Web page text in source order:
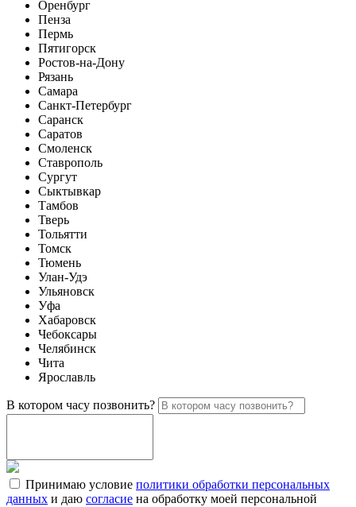
Оренбург
Пенза
Пермь
Пятигорск
Ростов-на-Дону
Рязань
Самара
Санкт-Петербург
Саранск
Саратов
Смоленск
Ставрополь
Сургут
Сыктывкар
Тамбов
Тверь
Тольятти
Томск
Тюмень
Улан-Удэ
Ульяновск
Уфа
Хабаровск
Чебоксары
Челябинск
Чита
Ярославль
В котором часу позвонить?
Принимаю условие политики обработки персональных
данных и даю согласие на обработку моей персональной